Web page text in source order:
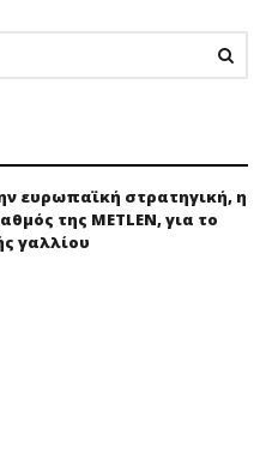
ευρωπαϊκή στρατηγική, η
της METLEN, για το
γαλλίου